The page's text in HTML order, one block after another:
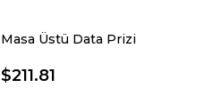
Masa Üstü Data Prizi
$211.81